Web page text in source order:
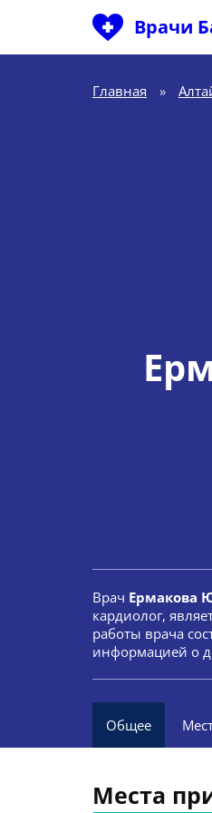
Врачи
Главная »
Врач Ермакова
кардиолог,
работы врача
информацией о
Общее
Места